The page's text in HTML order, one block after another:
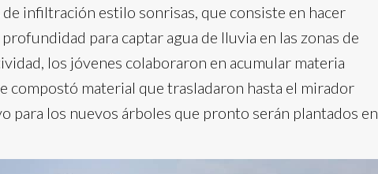
infiltración estilo sonrisas, que consiste en hacer
para captar agua de lluvia en las zonas de
los jóvenes colaboraron en acumular materia
compostó material que trasladaron hasta el mirador
para los nuevos árboles que pronto serán plantados en